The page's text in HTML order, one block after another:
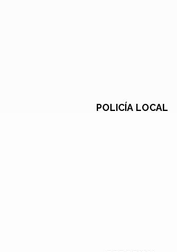
POLICÍA LOCAL